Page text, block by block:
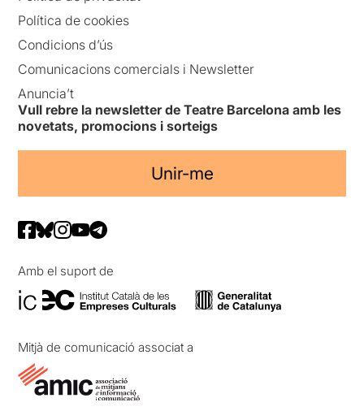
Política de cookies
Condicions d’ús
Comunicacions comercials i Newsletter
Anuncia’t
Vull rebre la newsletter de Teatre Barcelona amb les
novetats, promocions i sorteigs
Unir-me
Amb el suport de
Mitjà de comunicació associat a